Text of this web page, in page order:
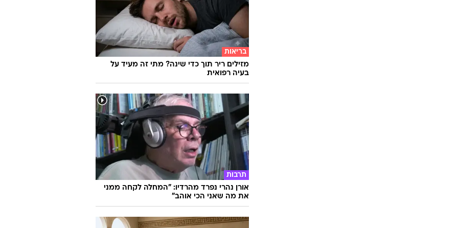
בריאות
מזילים ריר תוך כדי שינה? מתי זה מעיד על
בעיה רפואית
תרבות
אורן נהרי נפרד מהרדיו: "המחלה לקחה ממני
את מה שאני הכי אוהב"